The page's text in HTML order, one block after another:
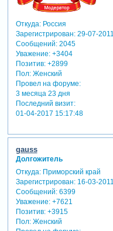
Откуда:Россия
Зарегистрирован: 29-07-2011
Сообщений:2045
Уважение: +3404
Позитив: +2899
Пол:Женский
Провел на форуме:
3 месяца 23 дня
Последний визит:
01-04-2017 15:17:48
gauss
Долгожитель
Откуда:Приморский край
Зарегистрирован: 16-03-2011
Сообщений:6399
Уважение: +7621
Позитив: +3915
Пол:Женский